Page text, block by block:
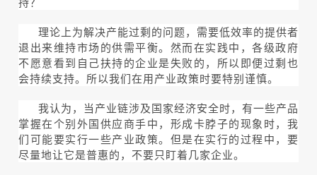
理论上为解决产能过剩的问题，需要低效率的提供者
退出来维持市场的供需平衡。然而在实践中，各级政府
不愿意看到自己扶持的企业是失败的，所以即便过剩也
会持续支持。所以我们在用产业政策时要特别谨慎。
我认为，当产业链涉及国家经济安全时，有一些产品
掌握在个别外国供应商手中，形成卡脖子的现象时，我
们可能要实行一些产业政策。但是在实行的过程中，要
尽量地让它是普惠的，不要只盯着几家企业。